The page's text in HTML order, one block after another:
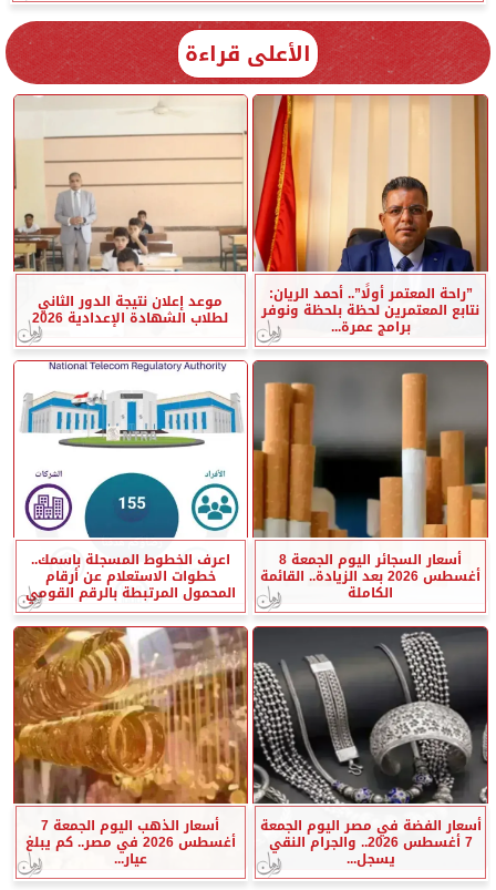
الأعلى قراءة
”راحة المعتمر أولًا”.. أحمد الريان:
نتابع المعتمرين لحظة بلحظة ونوفر
برامج عمرة...
موعد إعلان نتيجة الدور الثاني
لطلاب الشهادة الإعدادية 2026
أسعار السجائر اليوم الجمعة 8
أغسطس 2026 بعد الزيادة.. القائمة
الكاملة
اعرف الخطوط المسجلة باسمك..
خطوات الاستعلام عن أرقام
المحمول المرتبطة بالرقم القومي
أسعار الفضة في مصر اليوم الجمعة
7 أغسطس 2026.. والجرام النقي
يسجل...
أسعار الذهب اليوم الجمعة 7
أغسطس 2026 في مصر.. كم يبلغ
عيار...